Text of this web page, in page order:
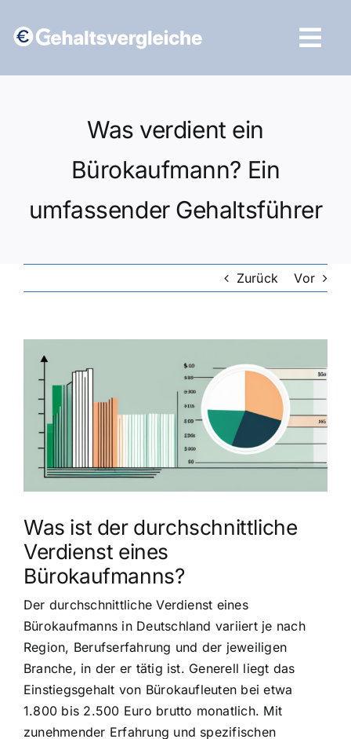
Inhalt
Was verdient ein
Bürokaufmann? Ein
umfassender Gehaltsführer
Zurück Vor
grösseres
Was ist der durchschnittliche
Verdienst eines
Bürokaufmanns?
Der durchschnittliche Verdienst eines
Bürokaufmanns in Deutschland variiert je nach
Region, Berufserfahrung und der jeweiligen
Branche, in der er tätig ist. Generell liegt das
Einstiegsgehalt von Bürokaufleuten bei etwa
1.800 bis 2.500 Euro brutto monatlich. Mit
zunehmender Erfahrung und spezifischen